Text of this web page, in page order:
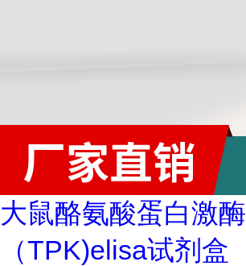
大鼠酪氨酸蛋白激酶
（TPK)elisa试剂盒